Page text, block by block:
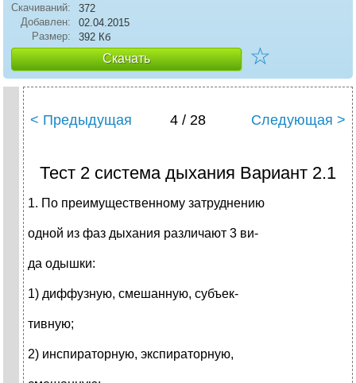
Скачиваний:
372
Добавлен:
02.04.2015
Размер:
392 Кб
Скачать ☆
< Предыдущая 4 / 28 Следующая >
Тест 2 система дыхания Вариант 2.1
1. По преимущественному затруднению
одной из фаз дыхания различают 3 ви-
да одышки:
1) диффузную, смешанную, субъек-
тивную;
2) инспираторную, экспираторную,